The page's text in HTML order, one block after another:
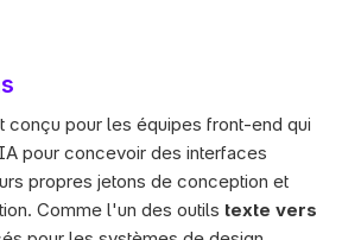
conçu pour les équipes front-end qui
pour concevoir des interfaces
propres jetons de conception et
Comme l'un des outils texte vers